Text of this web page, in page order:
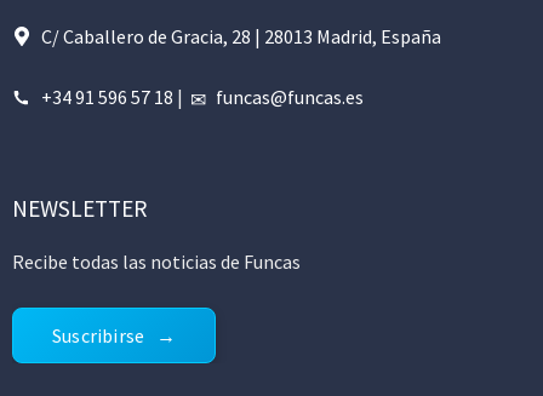
C/ Caballero de Gracia, 28 | 28013 Madrid, España
+34 91 596 57 18 | funcas@funcas.es
NEWSLETTER
Recibe todas las noticias de Funcas
Suscribirse